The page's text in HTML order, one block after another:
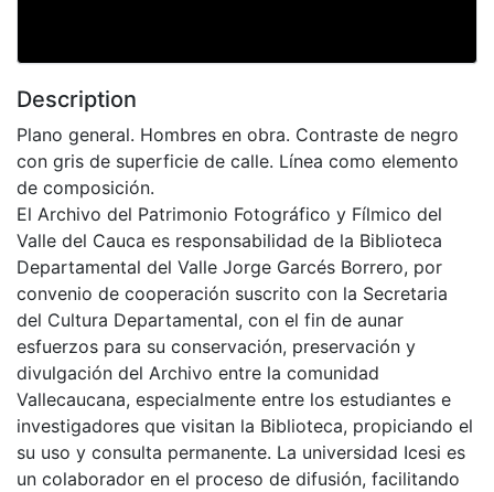
Description
Plano general. Hombres en obra. Contraste de negro
con gris de superficie de calle. Línea como elemento
de composición.
El Archivo del Patrimonio Fotográfico y Fílmico del
Valle del Cauca es responsabilidad de la Biblioteca
Departamental del Valle Jorge Garcés Borrero, por
convenio de cooperación suscrito con la Secretaria
del Cultura Departamental, con el fin de aunar
esfuerzos para su conservación, preservación y
divulgación del Archivo entre la comunidad
Vallecaucana, especialmente entre los estudiantes e
investigadores que visitan la Biblioteca, propiciando el
su uso y consulta permanente. La universidad Icesi es
un colaborador en el proceso de difusión, facilitando